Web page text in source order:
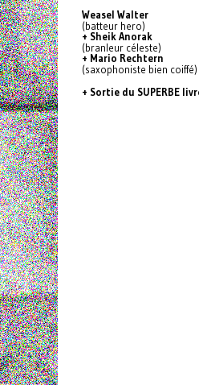
Weasel Walter
(batteur hero)
+ Sheik Anorak
(branleur céleste)
+ Mario Rechtern
(saxophoniste bien
+ Sortie du SUPERBE